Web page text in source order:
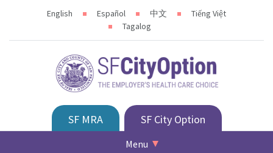
English Español 中文
Tiếng Việt
Tagalog
SF MRA SF City Option
Menu